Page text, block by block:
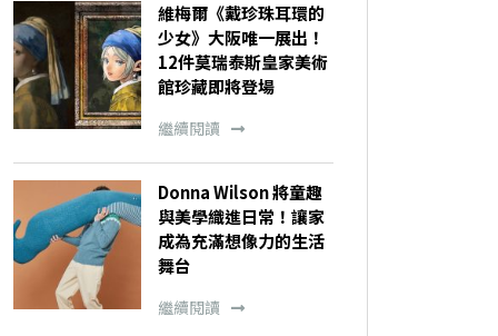
維梅爾《戴珍珠耳環的
少女》大阪唯一展出！
12件莫瑞泰斯皇家美術
館珍藏即將登場
繼續閱讀
Donna Wilson 將童趣
與美學織進日常！讓家
成為充滿想像力的生活
舞台
繼續閱讀